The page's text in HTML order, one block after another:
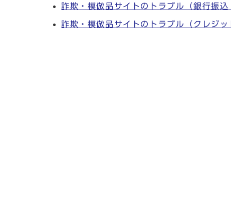
詐欺・模倣品サイトのトラブル（銀行振込
詐欺・模倣品サイトのトラブル（クレジッ